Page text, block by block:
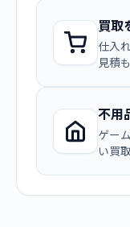
買取
仕入
見積
不用
ゲー
い買